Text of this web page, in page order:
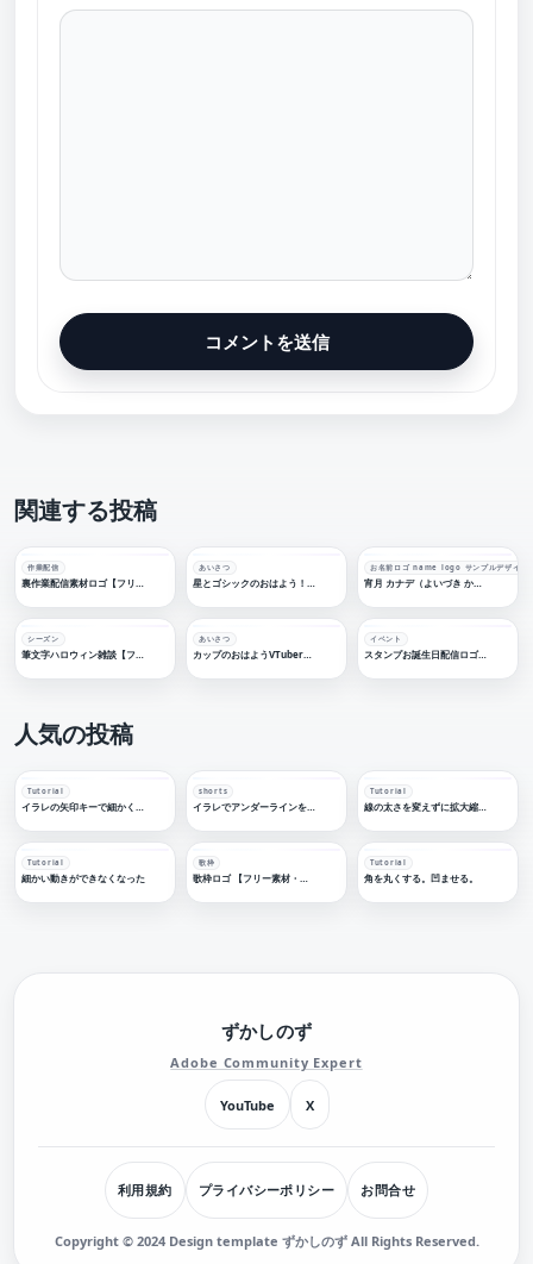
関連する投稿
作業配信
裏作業配信素材ロゴ【フリー素材・サムネ素材】
あいさつ
星とゴシックのおはよう！感謝配信ロゴ【フリー素材・サムネ素材】
お名前ロゴ name logo サンプルデザイン
宵月 カナデ（よいづき かなで）陽森 跳（ひもり はねる）【サンプル名前ロゴデザイン】
シーズン
筆文字ハロウィン雑談【フリー素材・サムネ素材】
あいさつ
カップのおはようVTuber【フリー素材・サムネ素材】
イベント
スタンプお誕生日配信ロゴ 【フリー素材・サムネ素材】
人気の投稿
Tutorial
イラレの矢印キーで細かく移動する
shorts
イラレでアンダーラインを引く
Tutorial
線の太さを変えずに拡大縮小する
Tutorial
細かい動きができなくなった
歌枠
歌枠ロゴ 【フリー素材・サムネ素材】
Tutorial
角を丸くする。凹ませる。
ずかしのず
Adobe Community Expert
YouTube X
利用規約 プライバシーポリシー お問合せ
Copyright © 2024 Design template ずかしのず All Rights Reserved.